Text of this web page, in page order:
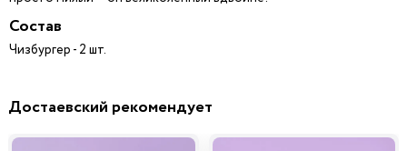
Состав
Чизбургер - 2 шт.
Достаевский рекомендует